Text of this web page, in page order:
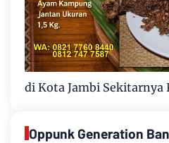
di Kota Jambi Sekitarnya
Oppunk Generation